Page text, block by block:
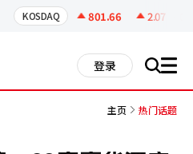
KOSDAQ 801.66 2.07
登录 搜 all
主页 热门话题